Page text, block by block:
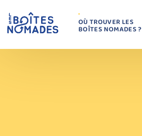
OÙ TROUVER LES
BOÎTES NOMADES ?